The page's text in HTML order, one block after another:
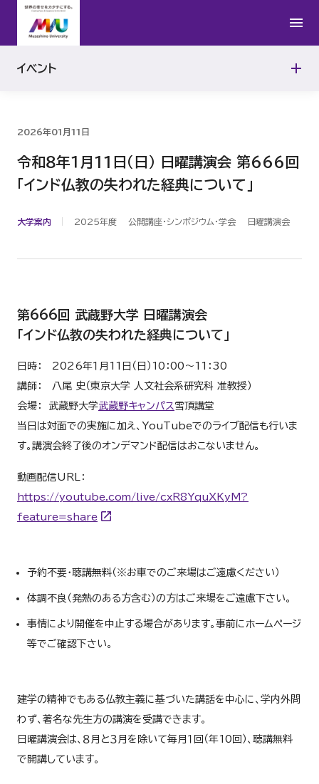
2026年01月11日
令和８年１月11日（日） 日曜講演会 第666回
「インド仏教の失われた経典について」
大学案内 2025年度 公開講座・シンポジウム・学会 日曜講演会
第666回 武蔵野大学 日曜講演会
「インド仏教の失われた経典について」
日時： 2026年１月11日（日）10：00～11：30
講師： 八尾 史（東京大学 人文社会系研究科 准教授）
会場： 武蔵野大学武蔵野キャンパス 雪頂講堂
当日は対面での実施に加え、YouTubeでのライブ配信も行いま
す。講演会終了後のオンデマンド配信はおこないません。
動画配信URL：
https://youtube.com/live/cxR8YquXKyM?
feature=share
予約不要・聴講無料（※お車でのご来場はご遠慮ください）
体調不良（発熱のある方含む）の方はご来場をご遠慮下さい。
事情により開催を中止する場合があります。事前にホームページ
等でご確認下さい。
建学の精神でもある仏教主義に基づいた講話を中心に、学内外問
わず、著名な先生方の講演を受講できます。
日曜講演会は、８月と３月を除いて毎月１回（年10回）、聴講無料
で開講しています。
イベント
2024年
2023年